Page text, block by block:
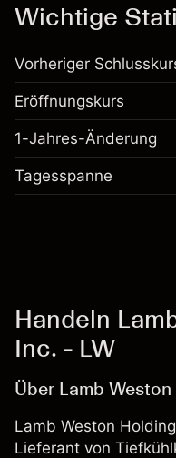
Wichtige
Vorheriger
Eröffnungskurs
1-Jahres-Änderung
Tagesspanne
Handeln
Inc. - LW
Über Lamb
Lamb Weston
Lieferant von